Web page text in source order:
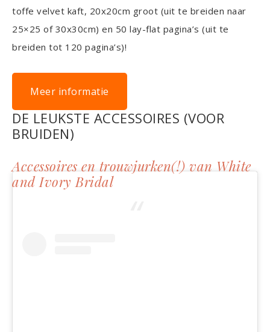
toffe velvet kaft, 20x20cm groot (uit te breiden naar
25×25 of 30x30cm) en 50 lay-flat pagina’s (uit te
breiden tot 120 pagina’s)!
Meer informatie
DE LEUKSTE ACCESSOIRES (VOOR
BRUIDEN)
Accessoires en trouwjurken(!) van White
and Ivory Bridal